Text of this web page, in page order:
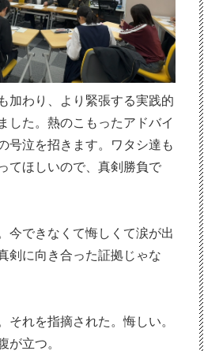
加わり、より緊張する実践的
した。熱のこもったアドバイ
号泣を招きます。ワタシ達も
てほしいので、真剣勝負で
今できなくて悔しくて涙が出
剣に向き合った証拠じゃな
それを指摘された。悔しい。
が立つ。